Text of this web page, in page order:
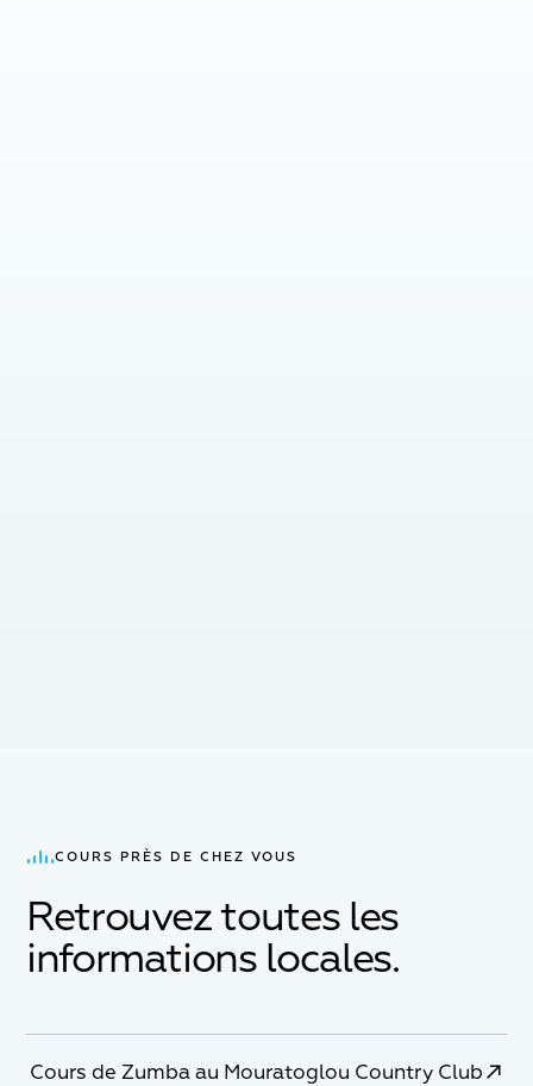
COURS PRÈS DE CHEZ VOUS
Retrouvez toutes les
informations locales.
Cours de Zumba au Mouratoglou Country Club